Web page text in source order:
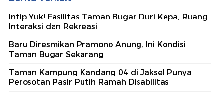
Intip Yuk! Fasilitas Taman Bugar Duri Kepa, Ruang
Interaksi dan Rekreasi
Baru Diresmikan Pramono Anung, Ini Kondisi
Taman Bugar Sekarang
Taman Kampung Kandang 04 di Jaksel Punya
Perosotan Pasir Putih Ramah Disabilitas